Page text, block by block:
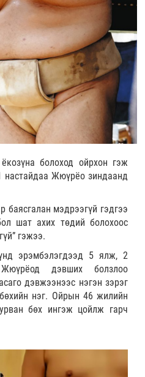
болоход ойрхон гэж
настайдаа Жюүрёо зиндаанд
баясгалан мэдрээгүй гэдгээ
шат ахих төдий болохоос
гэжээ.
эрэмбэлэгдээд 5 ялж, 2
дэвших болзлоо
дэвжээнээс нэгэн зэрэг
нэг. Ойрын 46 жилийн
бөх ингэж цойлж гарч